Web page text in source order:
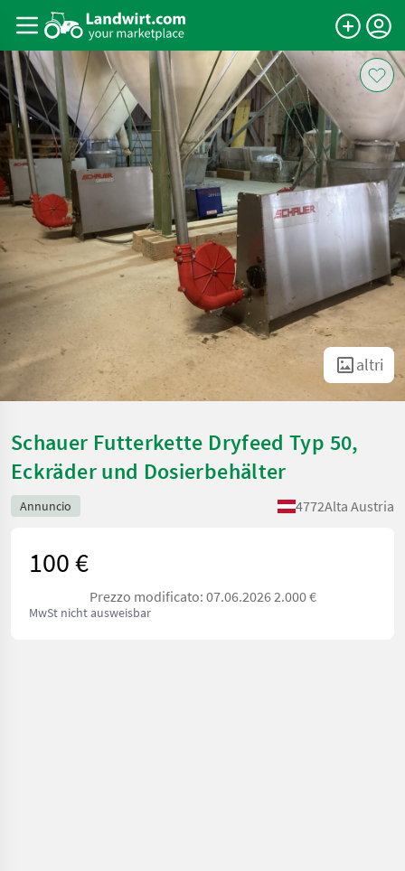
altri
Schauer Futterkette Dryfeed Typ 50,
Eckräder und Dosierbehälter
Annuncio 4772Alta Austria
100 €
Prezzo modificato: 07.06.2026 2.000 €
MwSt nicht ausweisbar